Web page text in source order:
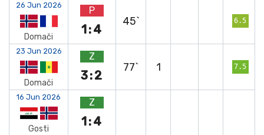
26 Jun 2026
Domači
P
1:4
45` 6.5
23 Jun 2026
Domači
Z
3:2
77` 1 7.5
16 Jun 2026
Gosti
Z
1:4